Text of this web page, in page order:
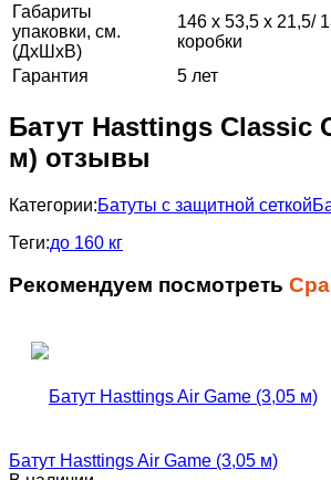
Габариты
упаковки, см.
(ДхШхВ)
146 х 53,5 х 21,5/
коробки
Гарантия
5 лет
Батут Hasttings Classic
м) отзывы
Категории:Батуты с защитной сеткой
Теги:до 160 кг
Рекомендуем посмотреть
Батут Hasttings Air Game (3,05 м)